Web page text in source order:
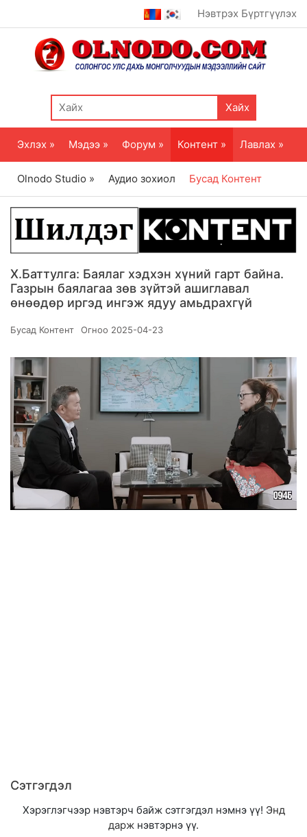
Нэвтрэх Бүртгүүлэх
Хайх
Эхлэх » Мэдээ » Форум » Контент » Лавлах »
Olnodo Studio » Аудио зохиол Бусад Контент
Х.Баттулга: Баялаг хэдхэн хүний гарт байна.
Газрын баялагаа зөв зүйтэй ашиглавал
өнөөдөр иргэд ингэж ядуу амьдрахгүй
Бусад Контент Огноо 2025-04-23
Сэтгэгдэл
Хэрэглэгчээр нэвтэрч байж сэтгэгдэл нэмнэ үү! Энд
дарж нэвтэрнэ үү.